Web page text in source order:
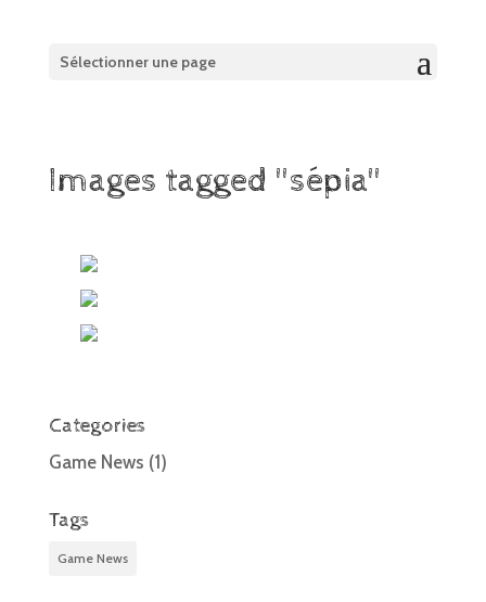
Sélectionner une page
Images tagged "sépia"
Categories
Game News (1)
Tags
Game News